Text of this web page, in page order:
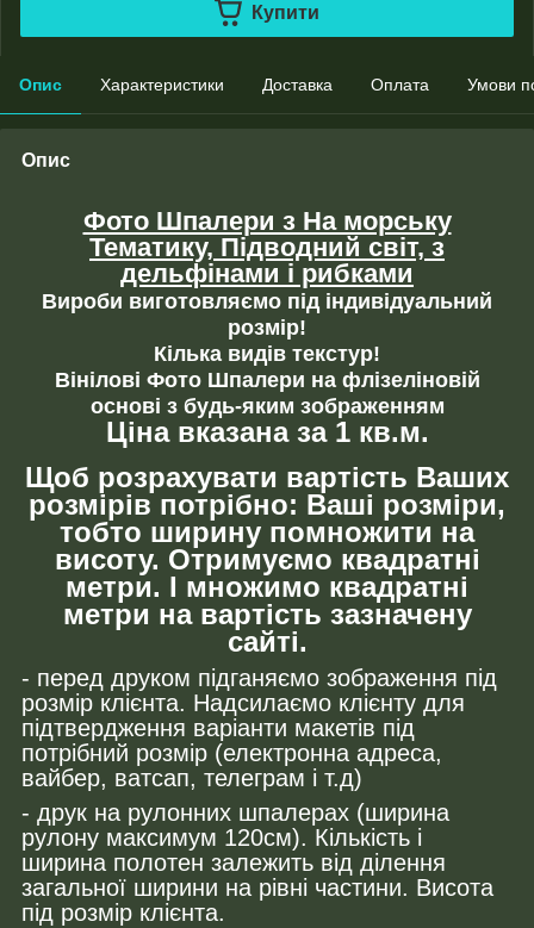
Купити
Опис Характеристики Доставка Оплата Умови
Опис
Фото Шпалери з На морську
Тематику, Підводний світ, з
дельфінами і рибками
Вироби виготовляємо під індивідуальний
розмір!
Кілька видів текстур!
Вінілові Фото Шпалери на флізеліновій
основі з будь-яким зображенням
Ціна вказана за 1 кв.м.
Щоб розрахувати вартість Ваших
розмірів потрібно: Ваші розміри,
тобто ширину помножити на
висоту. Отримуємо квадратні
метри. І множимо квадратні
метри на вартість зазначену
сайті.
- перед друком підганяємо зображення під
розмір клієнта. Надсилаємо клієнту для
підтвердження варіанти макетів під
потрібний розмір (електронна адреса,
вайбер, ватсап, телеграм і т.д)
- друк на рулонних шпалерах (ширина
рулону максимум 120см). Кількість і
ширина полотен залежить від ділення
загальної ширини на рівні частини. Висота
під розмір клієнта.